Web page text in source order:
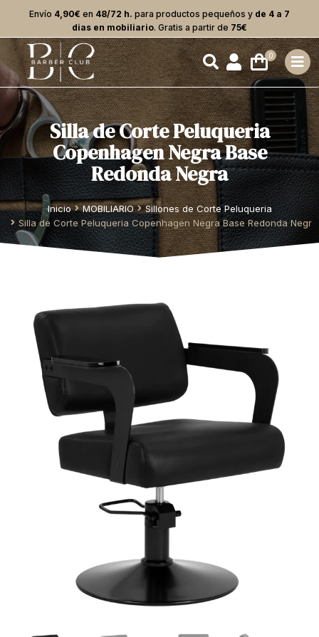
Envío 4,90€ en 48/72 h. para productos pequeños y de 4 a 7
dias en mobiliario. Gratis a partir de 75€
Silla de Corte Peluqueria
Copenhagen Negra Base
Redonda Negra
Estás aquí:
Inicio MOBILIARIO
Sillones de Corte Peluqueria
Silla de Corte Peluqueria Copenhagen Negra Base Redonda Negra